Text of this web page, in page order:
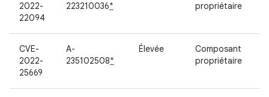
2022-
22094
223210036*
propriétaire
CVE-
2022-
25669
A-
235102508*
Élevée
Composant
propriétaire